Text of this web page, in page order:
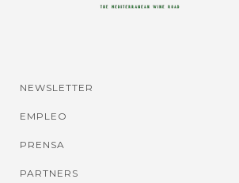
NEWSLETTER
EMPLEO
PRENSA
PARTNERS